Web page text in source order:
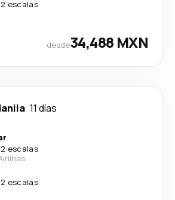
2 escalas
desde34,488 MXN
11 días
2 escalas
2 escalas